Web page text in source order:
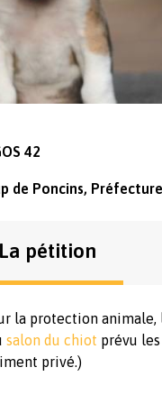
42
de Poncins,
La pétition
la protection animale,
salon du chiot prévu
privé.)